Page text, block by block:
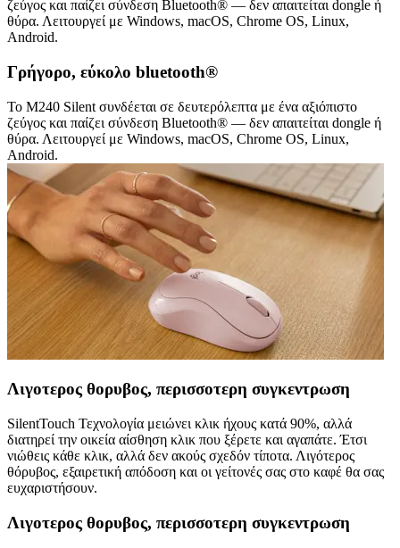
ζεύγος και παίζει σύνδεση Bluetooth® — δεν απαιτείται dongle ή
θύρα. Λειτουργεί με Windows, macOS, Chrome OS, Linux,
Android.
Γρήγορο, εύκολο bluetooth®
Το M240 Silent συνδέεται σε δευτερόλεπτα με ένα αξιόπιστο
ζεύγος και παίζει σύνδεση Bluetooth® — δεν απαιτείται dongle ή
θύρα. Λειτουργεί με Windows, macOS, Chrome OS, Linux,
Android.
Λιγοτερος θορυβος, περισσοτερη συγκεντρωση
SilentTouch Τεχνολογία μειώνει κλικ ήχους κατά 90%, αλλά
διατηρεί την οικεία αίσθηση κλικ που ξέρετε και αγαπάτε. Έτσι
νιώθεις κάθε κλικ, αλλά δεν ακούς σχεδόν τίποτα. Λιγότερος
θόρυβος, εξαιρετική απόδοση και οι γείτονές σας στο καφέ θα σας
ευχαριστήσουν.
Λιγοτερος θορυβος, περισσοτερη συγκεντρωση